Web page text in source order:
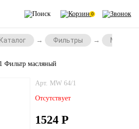
0
Каталог Фильтры
Фильтр масляный
Арт. MW 64/1
Отсутствует
1524 Р